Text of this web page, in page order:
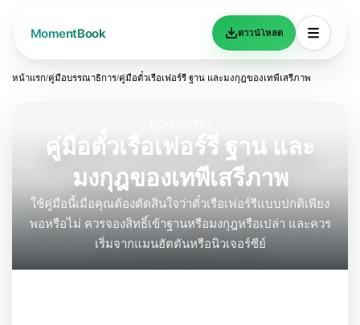
ดาวน์โหลด
หน้าแรก/คู่มือบรรณาธิการ/คู่มือตั๋วเรือเฟอร์รี ฐาน และมงกุฎของเทพีเสรีภาพ
คู่มือตั๋วเรือเฟอร์รี ฐาน และ
มงกุฎของเทพีเสรีภาพ
ใช้คู่มือนี้เมื่อคุณต้องตัดสินใจว่าตั๋วเรือเฟอร์รีแบบปกติเพียง
พอหรือไม่ ควรจองสิทธิ์เข้าฐานหรือมงกุฎหรือเปล่า และควร
เริ่มจากแมนฮัตตันหรือนิวเจอร์ซีย์